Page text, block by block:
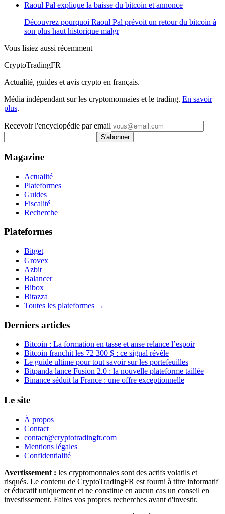
Raoul Pal explique la baisse du bitcoin et annonce
Découvrez pourquoi Raoul Pal prévoit un retour du bitcoin à
son plus haut historique malgr
Vous lisiez aussi récemment
CryptoTradingFR
Actualité, guides et avis crypto en français.
Média indépendant sur les cryptomonnaies et le trading. En savoir
plus.
Recevoir l'encyclopédie par email
S'abonner
Magazine
Actualité
Plateformes
Guides
Fiscalité
Recherche
Plateformes
Bitget
Grovex
Azbit
Balancer
Bibox
Bitazza
Toutes les plateformes →
Derniers articles
Bitcoin : La formation en tasse et anse relance l’espoir
Bitcoin franchit les 72 300 $ : ce signal révèle
Le guide ultime pour tout savoir sur les portefeuilles
Bitpanda lance Fusion 2.0 : la nouvelle plateforme taillée
Binance séduit la France : une offre exceptionnelle
Le site
À propos
Contact
contact@cryptotradingfr.com
Mentions légales
Confidentialité
Avertissement : les cryptomonnaies sont des actifs volatils et
risqués. Le contenu de CryptoTradingFR est fourni à titre informatif
et éducatif uniquement et ne constitue en aucun cas un conseil en
investissement. Faites vos propres recherches avant d'investir.